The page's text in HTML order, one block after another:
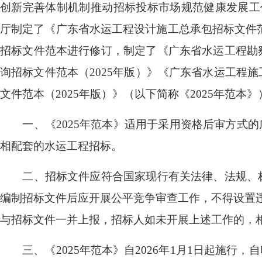
创新完善体制机制推动招标投标市场规范健康发展
厅制定了《广东省水运工程设计施工总承包招标文
招标文件范本进行修订，制定了《广东省水运工程
询招标文件范本（2025年版）》《广东省水运工程
文件范本（2025年版）》（以下简称《2025年范本
一、《2025年范本》适用于采用资格后审方式的
相配套的水运工程招标。
二、招标文件应符合国家现行有关法律、法规、
编制招标文件后应开展公平竞争审查工作，不得设
与招标文件一并上报，招标人如未开展上述工作的，
三、《2025年范本》自2026年1月1日起施行，自